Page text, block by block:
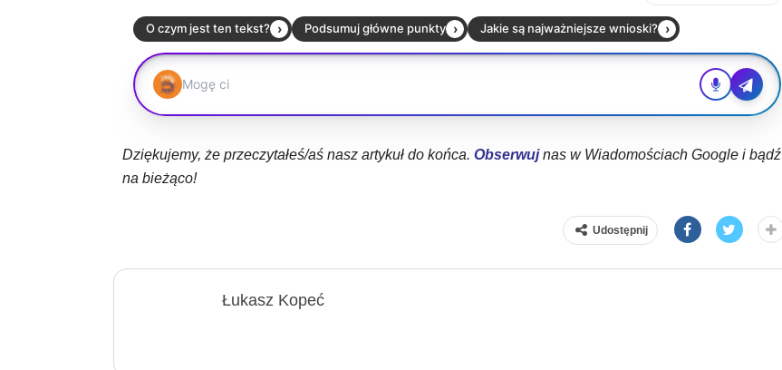
Dziękujemy, że przeczytałeś/aś nasz artykuł do końca. Obserwujnas w Wiadomościach Google i bądź
na bieżąco!
Udostępnij
Łukasz Kopeć